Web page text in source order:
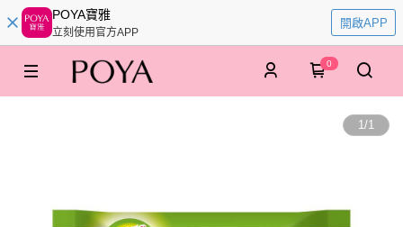
POYA寶雅
立刻使用官方APP
開啟APP
0
1/1